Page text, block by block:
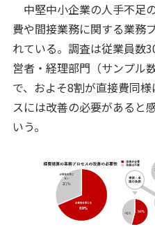
中堅中小企業の人手不足
費や間接業務に関する業務
れている。調査は従業員数
営者・経理部門（サンプル
で、およそ8割が直接費同
スには改善の必要があると
いう。